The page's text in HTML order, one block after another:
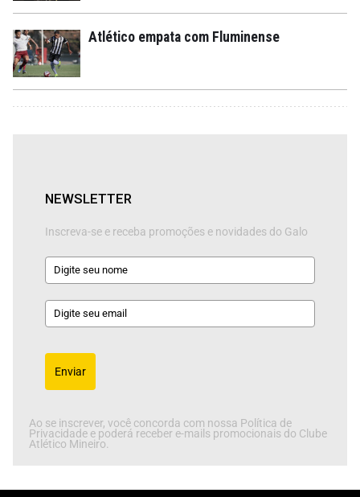
Atlético empata com Fluminense
NEWSLETTER
Inscreva-se e receba promoções e novidades do Galo
Enviar
Ao se inscrever, você concorda com nossa Política de
Privacidade e poderá receber e-mails promocionais do Clube
Atlético Mineiro.